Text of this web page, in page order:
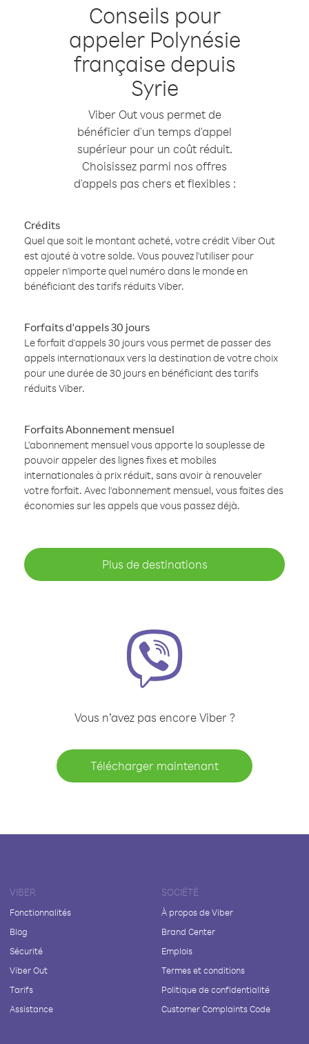
Conseils pour
appeler Polynésie
française depuis
Syrie
Viber Out vous permet de
bénéficier d'un temps d'appel
supérieur pour un coût réduit.
Choisissez parmi nos offres
d'appels pas chers et flexibles :
Crédits
Quel que soit le montant acheté, votre crédit Viber Out
est ajouté à votre solde. Vous pouvez l'utiliser pour
appeler n'importe quel numéro dans le monde en
bénéficiant des tarifs réduits Viber.
Forfaits d'appels 30 jours
Le forfait d'appels 30 jours vous permet de passer des
appels internationaux vers la destination de votre choix
pour une durée de 30 jours en bénéficiant des tarifs
réduits Viber.
Forfaits Abonnement mensuel
L'abonnement mensuel vous apporte la souplesse de
pouvoir appeler des lignes fixes et mobiles
internationales à prix réduit, sans avoir à renouveler
votre forfait. Avec l'abonnement mensuel, vous faites des
économies sur les appels que vous passez déjà.
Plus de destinations
Vous n’avez pas encore Viber ?
Télécharger maintenant
VIBER
Fonctionnalités
Blog
Sécurité
Viber Out
Tarifs
Assistance
SOCIÉTÉ
À propos de Viber
Brand Center
Emplois
Termes et conditions
Politique de confidentialité
Customer Complaints Code